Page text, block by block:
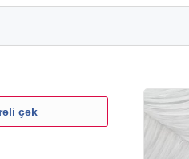
çək